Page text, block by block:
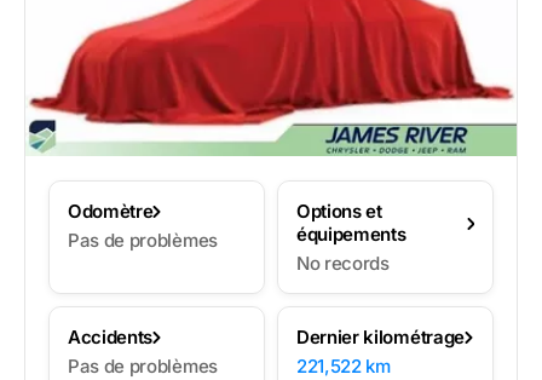
Odomètre
Pas de problèmes
Options et
équipements
No records
Accidents
Pas de problèmes
Dernier kilométrage
221,522 km